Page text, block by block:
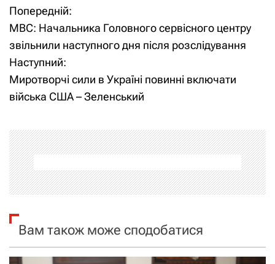
Н
а
в
і
а
ц
і
я
з
Попередній:
МВС: Начальника Головного сервісного центру
звільнили наступного дня після розслідування
Наступний:
Миротворчі сили в Україні повинні включати
війська США – Зеленський
Вам також може сподобатися